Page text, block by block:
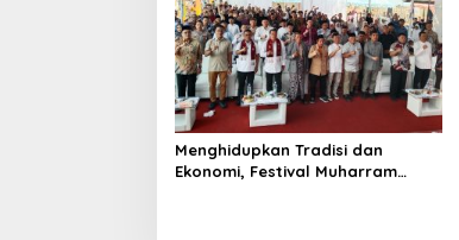
Menghidupkan Tradisi dan
Ekonomi, Festival Muharram